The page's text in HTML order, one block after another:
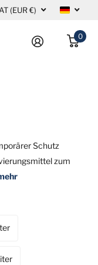
. Damit wir
AT (EUR €)
0
Schutz
zum